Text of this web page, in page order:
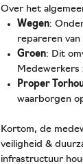
Over het
Wegen:
repareren
Groen: Dit
Medewerkers
Proper
waarborgen
Kortom, de
veiligheid &
infrastructuur